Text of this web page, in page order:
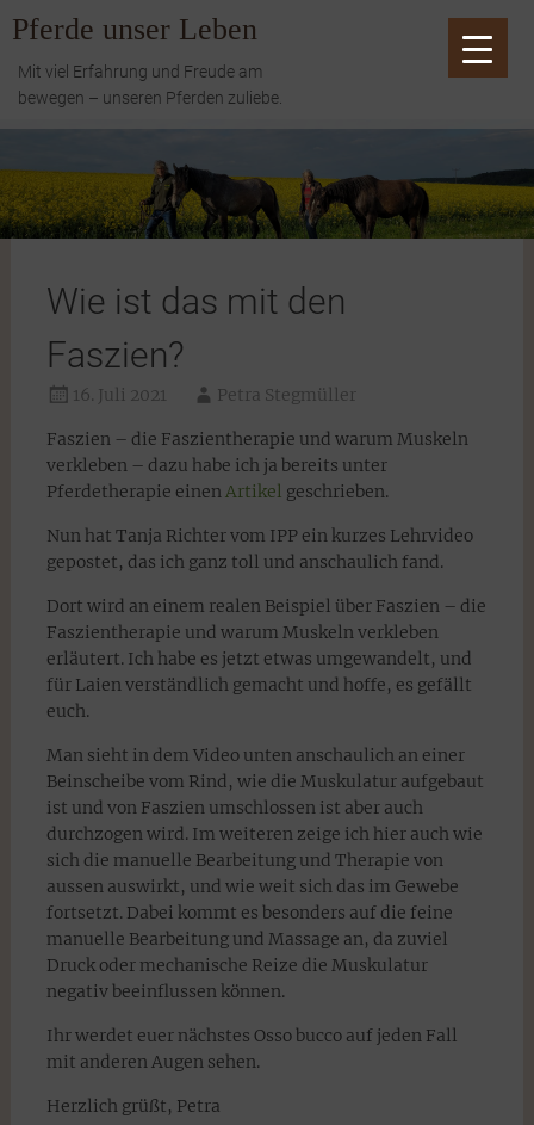
Inhalt
springen
Pferde unser Leben
Mit viel Erfahrung und Freude am
bewegen – unseren Pferden zuliebe.
Wie ist das mit den
Faszien?
16. Juli 2021 Petra Stegmüller
Faszien – die Faszientherapie und warum Muskeln
verkleben – dazu habe ich ja bereits unter
Pferdetherapie einenArtikel geschrieben.
Nun hat Tanja Richter vom IPP ein kurzes Lehrvideo
gepostet, das ich ganz toll und anschaulich fand.
Dort wird an einem realen Beispiel über Faszien – die
Faszientherapie und warum Muskeln verkleben
erläutert. Ich habe es jetzt etwas umgewandelt, und
für Laien verständlich gemacht und hoffe, es gefällt
euch.
Man sieht in dem Video unten anschaulich an einer
Beinscheibe vom Rind, wie die Muskulatur aufgebaut
ist und von Faszien umschlossen ist aber auch
durchzogen wird. Im weiteren zeige ich hier auch wie
sich die manuelle Bearbeitung und Therapie von
aussen auswirkt, und wie weit sich das im Gewebe
fortsetzt. Dabei kommt es besonders auf die feine
manuelle Bearbeitung und Massage an, da zuviel
Druck oder mechanische Reize die Muskulatur
negativ beeinflussen können.
Ihr werdet euer nächstes Osso bucco auf jeden Fall
mit anderen Augen sehen.
Herzlich grüßt, Petra